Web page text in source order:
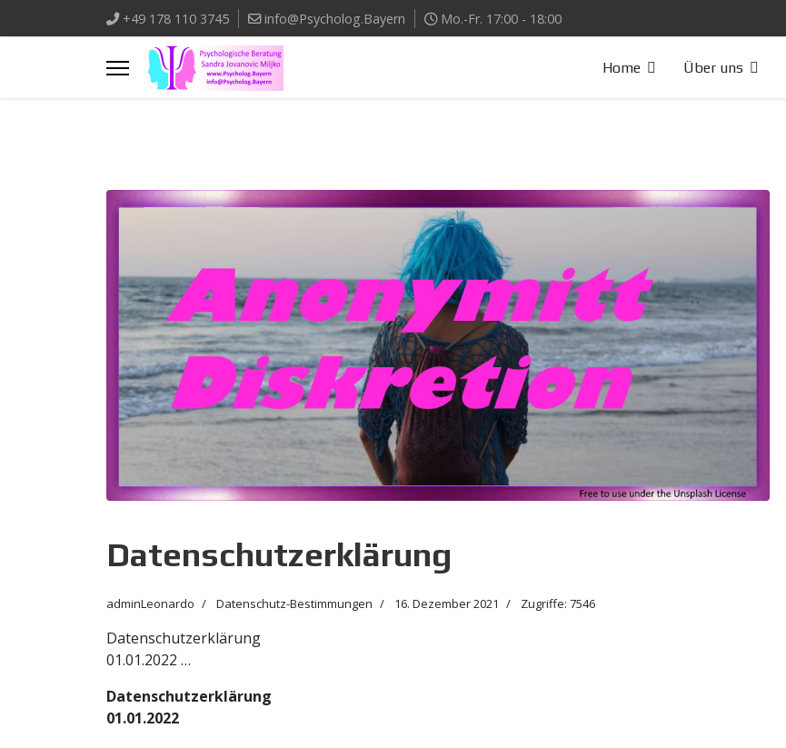
+49 178 110 3745 info@Psycholog.Bayern Mo.-Fr. 17:00 - 18:00
Home Über uns
Datenschutzerklärung
adminLeonardo Datenschutz-Bestimmungen 16. Dezember 2021 Zugriffe: 7546
Datenschutzerklärung
01.01.2022 …
Datenschutzerklärung
01.01.2022